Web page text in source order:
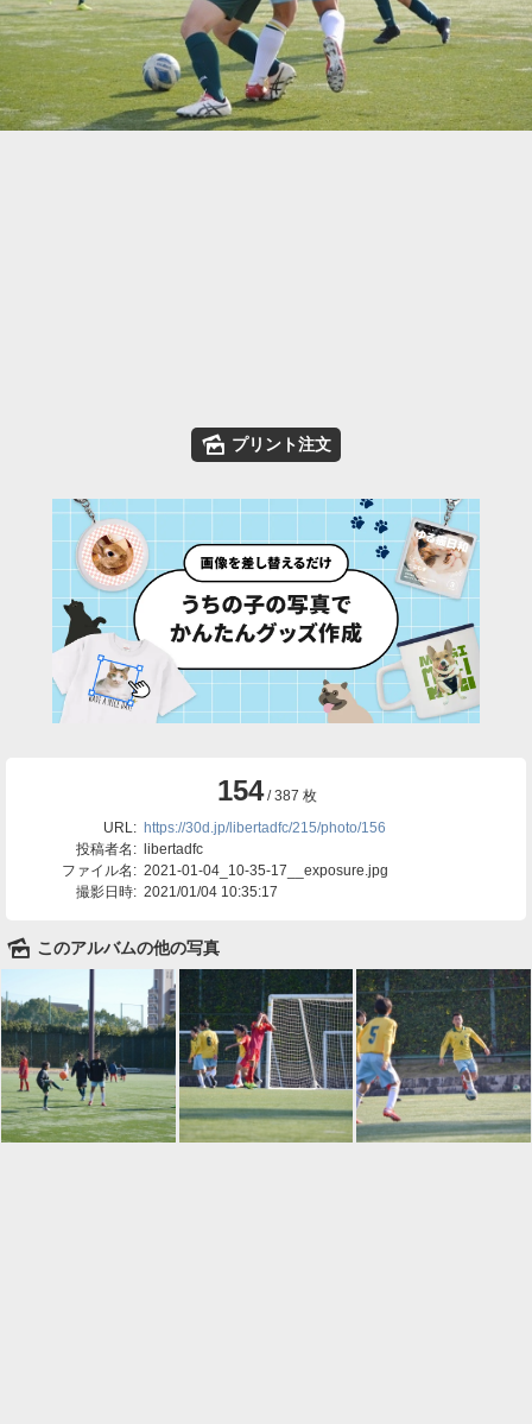
🌄 プリント注文
154/ 387 枚
URL: https://30d.jp/libertadfc/215/photo/156
投稿者名: libertadfc
ファイル名: 2021-01-04_10-35-17__exposure.jpg
撮影日時: 2021/01/04 10:35:17
🌄 このアルバムの他の写真